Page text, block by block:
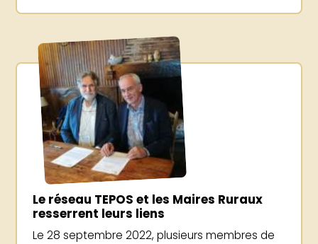
Le réseau TEPOS et les Maires Ruraux
resserrent leurs liens
Le 28 septembre 2022, plusieurs membres de